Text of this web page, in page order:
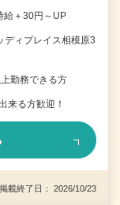
＋30円～UP
ディプレイス相模原3
勤務できる方
る方歓迎！
載終了日： 2026/10/23